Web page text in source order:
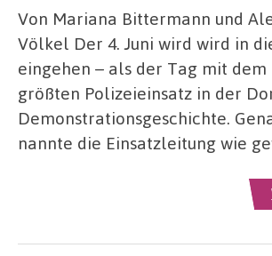
Von Mariana Bittermann und
Völkel Der 4. Juni wird wird in
eingehen – als der Tag mit dem
größten Polizeieinsatz in der
Demonstrationsgeschichte.
nannte die Einsatzleitung wie